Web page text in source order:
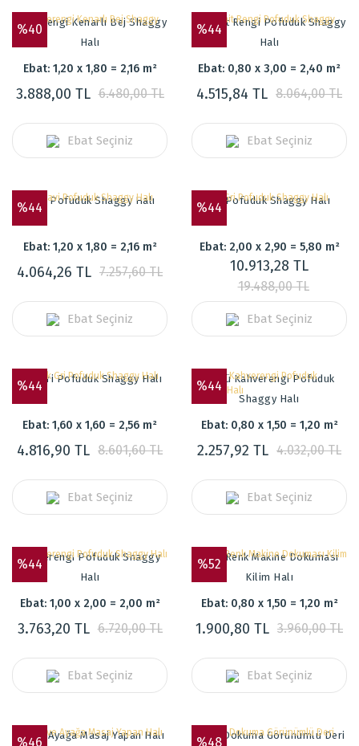
%40
Kahverengi Kenarlı Bej Shaggy
Halı
Ebat: 1,20 x 1,80 = 2,16 m²
3.888,00 TL 6.480,00 TL
Ebat Seçiniz
%44
Kiremit Rengi Pofuduk Shaggy
Halı
Ebat: 0,80 x 3,00 = 2,40 m²
4.515,84 TL 8.064,00 TL
Ebat Seçiniz
%44
Mavi Pofuduk Shaggy Halı
Ebat: 1,20 x 1,80 = 2,16 m²
4.064,26 TL 7.257,60 TL
Ebat Seçiniz
%44Gri Pofuduk Shaggy Halı
Ebat: 2,00 x 2,90 = 5,80 m²
10.913,28 TL
19.488,00 TL
Ebat Seçiniz
%44
Açık Gri Pofuduk Shaggy Halı
Ebat: 1,60 x 1,60 = 2,56 m²
4.816,90 TL 8.601,60 TL
Ebat Seçiniz
%44
Sütlü Kahverengi Pofuduk
Shaggy Halı
Ebat: 0,80 x 1,50 = 1,20 m²
2.257,92 TL 4.032,00 TL
Ebat Seçiniz
%44
Kahverengi Pofuduk Shaggy
Halı
Ebat: 1,00 x 2,00 = 2,00 m²
3.763,20 TL 6.720,00 TL
Ebat Seçiniz
%52
Soft Renk Makine Dokuması
Kilim Halı
Ebat: 0,80 x 1,50 = 1,20 m²
1.900,80 TL 3.960,00 TL
Ebat Seçiniz
%46
Kahve Ayağa Masaj Yapan Halı %48
Hasır Dokuma Görünümlü Deri